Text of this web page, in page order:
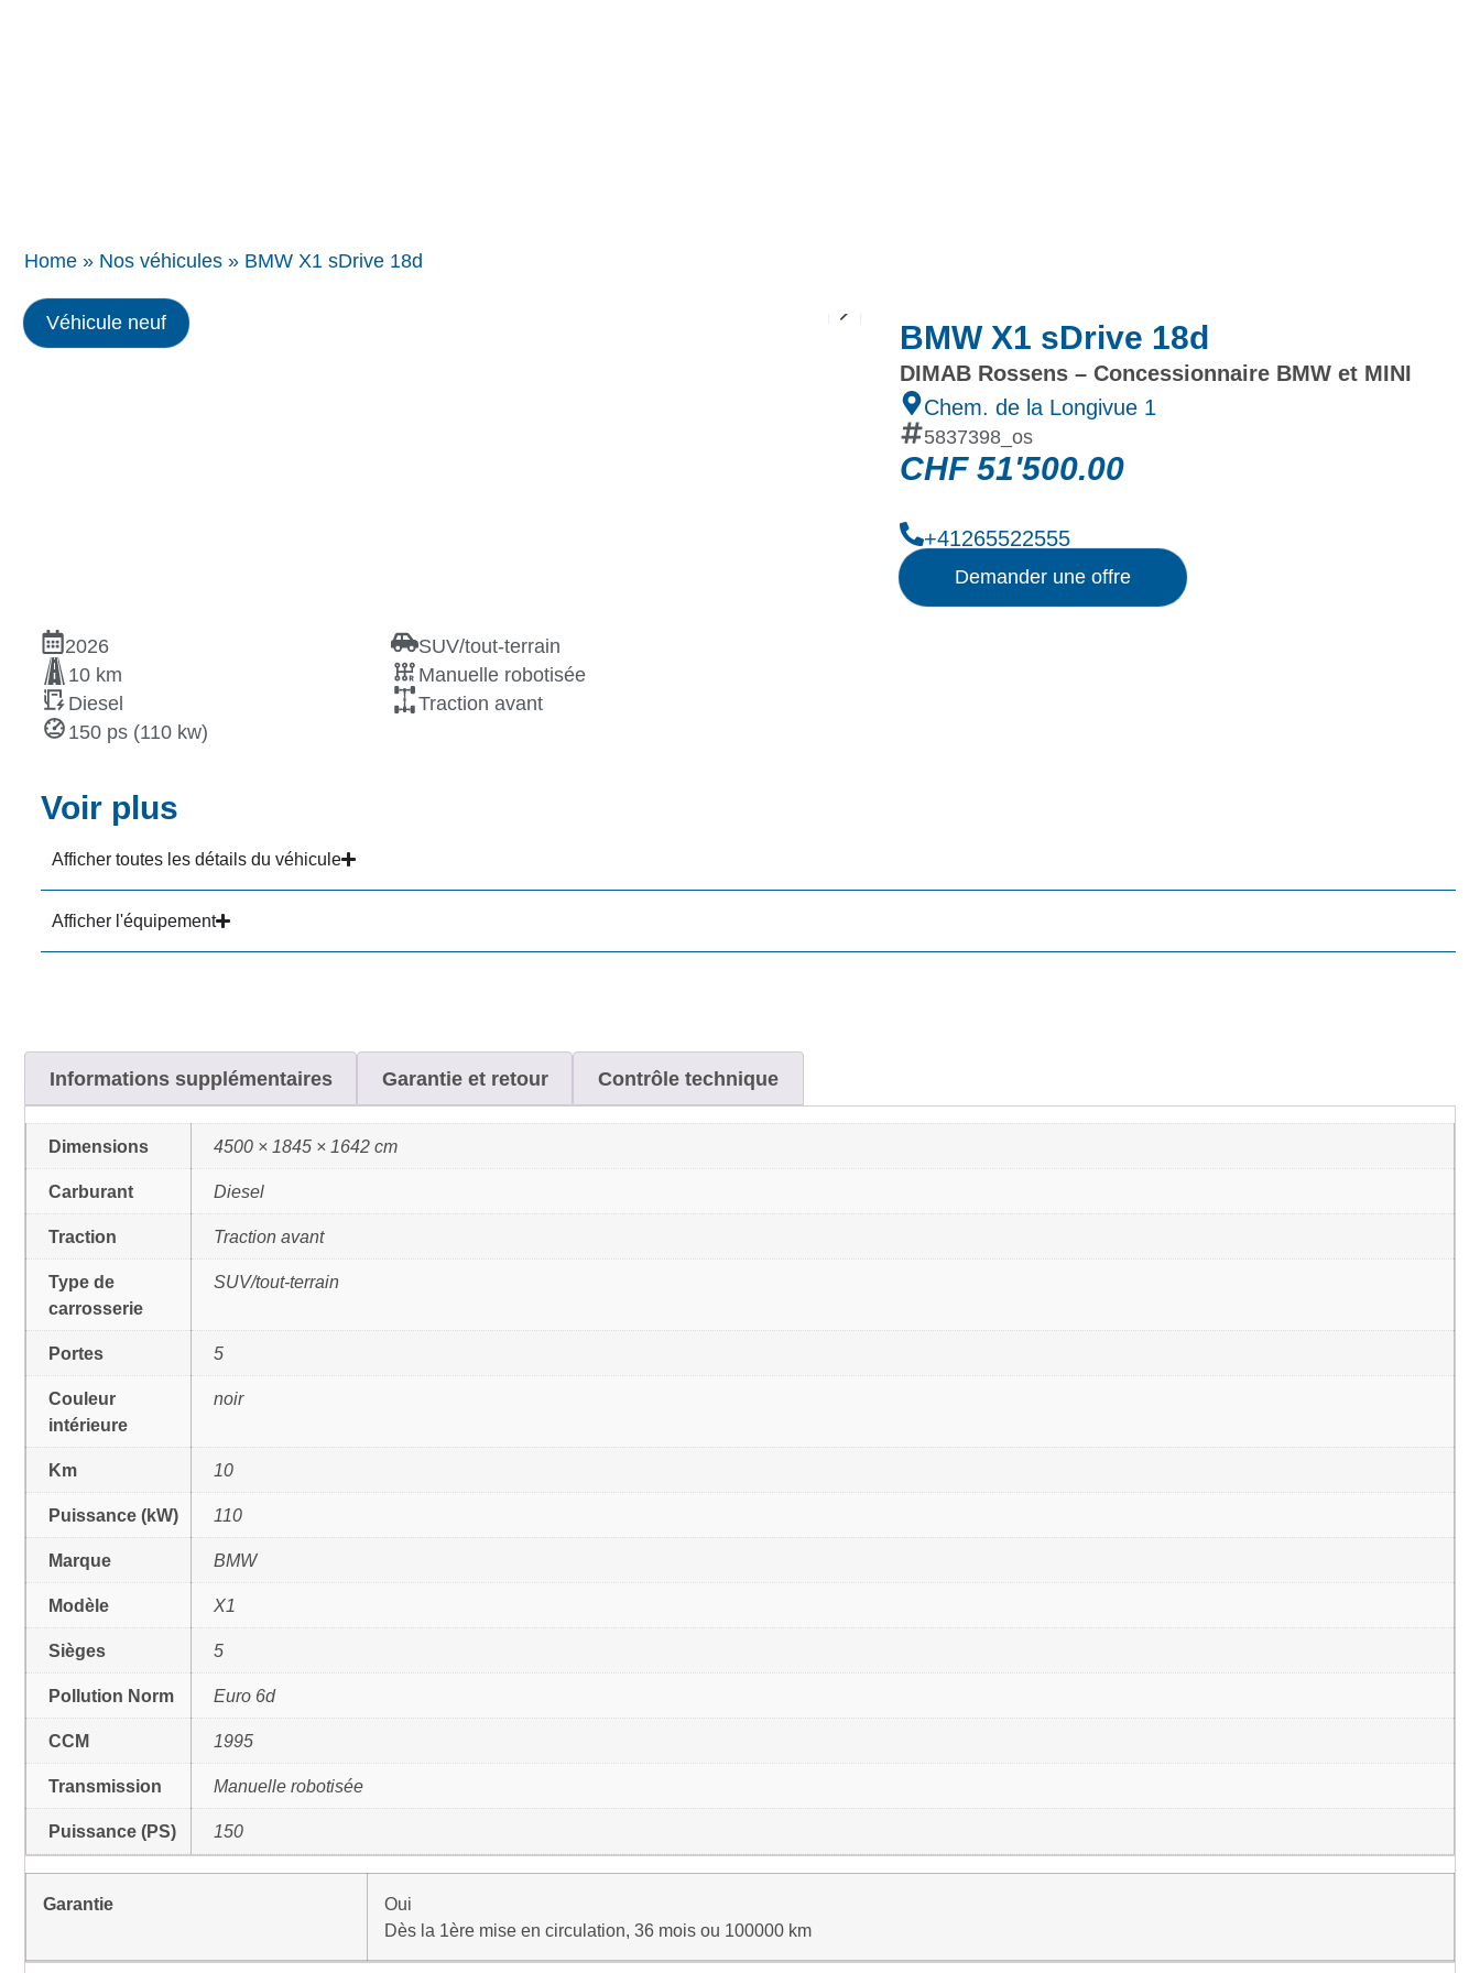
Home » Nos véhicules » BMW X1 sDrive 18d
Véhicule neuf BMW X1 sDrive 18d
DIMAB Rossens – Concessionnaire BMW et MINI
Chem. de la Longivue 1
5837398_os
CHF51'500.00
+41265522555
Demander une offre
2026
SUV/tout-terrain
10 km
Manuelle robotisée
Diesel
Traction avant
150 ps (110 kw)
Voir plus
Afficher toutes les détails du véhicule
Afficher l'équipement
Informations supplémentaires Garantie et retour Contrôle technique
Dimensions 4500 × 1845 × 1642 cm
Carburant Diesel
Traction Traction avant
Type de
carrosserie
SUV/tout-terrain
Portes 5
Couleur
intérieure
noir
Km 10
Puissance (kW) 110
Marque BMW
Modèle X1
Sièges 5
Pollution Norm Euro 6d
CCM 1995
Transmission Manuelle robotisée
Puissance (PS) 150
Garantie
Oui
Dès la 1ère mise en circulation, 36 mois ou 100000 km